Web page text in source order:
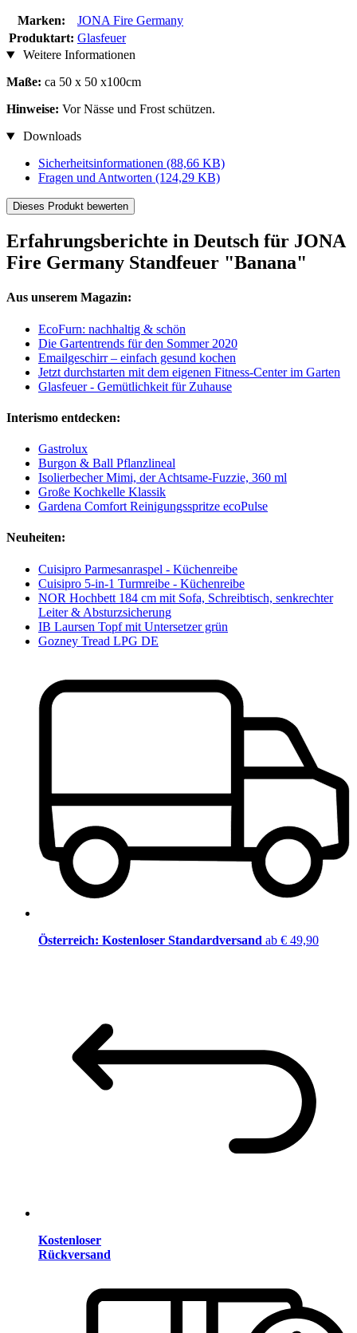
Marken:
JONA Fire Germany
Produktart: Glasfeuer
Weitere Informationen
Maße: ca 50 x 50 x100cm
Hinweise: Vor Nässe und Frost schützen.
Downloads
Sicherheitsinformationen (88,66 KB)
Fragen und Antworten (124,29 KB)
Dieses Produkt bewerten
Erfahrungsberichte in Deutsch für JONA
Fire Germany Standfeuer "Banana"
Aus unserem Magazin:
EcoFurn: nachhaltig & schön
Die Gartentrends für den Sommer 2020
Emailgeschirr – einfach gesund kochen
Jetzt durchstarten mit dem eigenen Fitness-Center im Garten
Glasfeuer - Gemütlichkeit für Zuhause
Interismo entdecken:
Gastrolux
Burgon & Ball Pflanzlineal
Isolierbecher Mimi, der Achtsame-Fuzzie, 360 ml
Große Kochkelle Klassik
Gardena Comfort Reinigungsspritze ecoPulse
Neuheiten:
Cuisipro Parmesanraspel - Küchenreibe
Cuisipro 5-in-1 Turmreibe - Küchenreibe
NOR Hochbett 184 cm mit Sofa, Schreibtisch, senkrechter
Leiter & Absturzsicherung
IB Laursen Topf mit Untersetzer grün
Gozney Tread LPG DE
Österreich: Kostenloser Standardversand ab € 49,90
Kostenloser
Rückversand